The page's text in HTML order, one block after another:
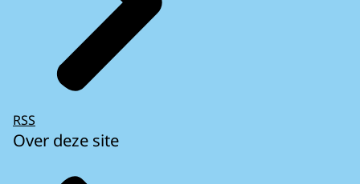
RSS
Over deze site